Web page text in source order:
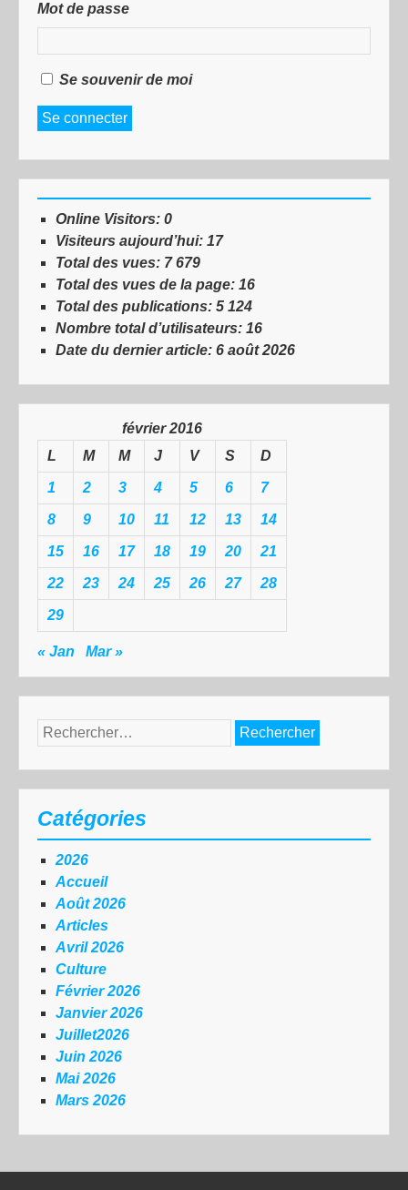
Mot de passe
Se souvenir de moi
Se connecter
Online Visitors: 0
Visiteurs aujourd’hui: 17
Total des vues: 7 679
Total des vues de la page: 16
Total des publications: 5 124
Nombre total d’utilisateurs: 16
Date du dernier article: 6 août 2026
février 2016
L
M M J V S D
1 2 3 4 5 6 7
8 9 10 11 12 13 14
15 16 17 18 19 20 21
22 23 24 25 26 27 28
29
« Jan Mar »
Rechercher :
Catégories
2026
Accueil
Août 2026
Articles
Avril 2026
Culture
Février 2026
Janvier 2026
Juillet2026
Juin 2026
Mai 2026
Mars 2026